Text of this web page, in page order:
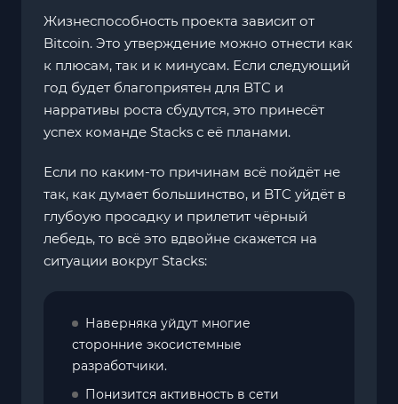
Жизнеспособность проекта зависит от
Bitcoin. Это утверждение можно отнести как
к плюсам, так и к минусам. Если следующий
год будет благоприятен для BTC и
нарративы роста сбудутся, это принесёт
успех команде Stacks с её планами.
Если по каким-то причинам всё пойдёт не
так, как думает большинство, и BTC уйдёт в
глубоую просадку и прилетит чёрный
лебедь, то всё это вдвойне скажется на
ситуации вокруг Stacks:
Наверняка уйдут многие
сторонние экосистемные
разработчики.
Понизится активность в сети